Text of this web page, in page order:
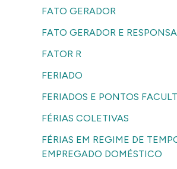
FATO GERADOR
FATO GERADOR E
FATOR R
FERIADO
FERIADOS E PONTOS
FÉRIAS COLETIVAS
FÉRIAS EM REGIME DE
EMPREGADO DOMÉSTICO